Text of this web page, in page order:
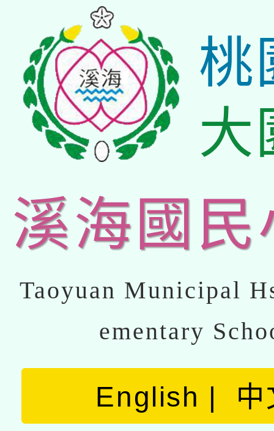
桃
大
溪海國民
Taoyuan Municipal
ementary
English 中